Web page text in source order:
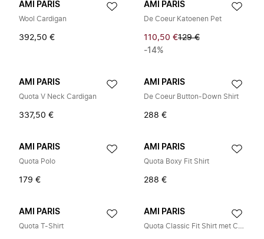
AMI PARIS
Wool Cardigan
392,50 €
AMI PARIS
De Coeur Katoenen Pet
110,50 €129 €
-14%
AMI PARIS
Quota V Neck Cardigan
337,50 €
AMI PARIS
De Coeur Button-Down Shirt
288 €
AMI PARIS
Quota Polo
179 €
AMI PARIS
Quota Boxy Fit Shirt
288 €
AMI PARIS
Quota T-Shirt
AMI PARIS
Quota Classic Fit Shirt met Contrasterende Details